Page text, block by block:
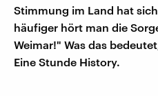
Stimmung im Land hat
häufiger hört man die
Weimar!" Was das
Eine Stunde History.